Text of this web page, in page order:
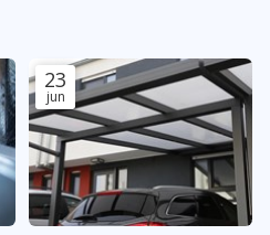
23
jun